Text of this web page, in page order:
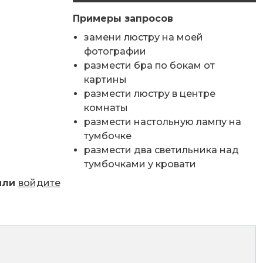
моей фотографии".
Примеры запросов
замени люстру на моей
фотографии
размести бра по бокам от
картины
размести люстру в центре
комнаты
размести настольную лампу на
тумбочке
размести два светильника над
тумбочками у кровати
войдите